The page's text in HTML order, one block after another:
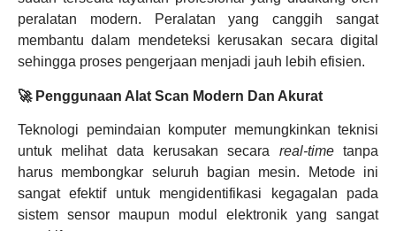
peralatan modern. Peralatan yang canggih sangat
membantu dalam mendeteksi kerusakan secara digital
sehingga proses pengerjaan menjadi jauh lebih efisien.
🚀 Penggunaan Alat Scan Modern Dan Akurat
Teknologi pemindaian komputer memungkinkan teknisi
untuk melihat data kerusakan secara real-timetanpa
harus membongkar seluruh bagian mesin. Metode ini
sangat efektif untuk mengidentifikasi kegagalan pada
sistem sensor maupun modul elektronik yang sangat